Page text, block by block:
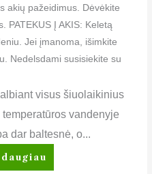
akių pažeidimus. Dėvėkite
PATEKUS Į AKIS: Keletą
Jei įmanoma, išimkite
Nedelsdami susisiekite su
visus šiuolaikinius
vandenyje
dar baltesnė, o...